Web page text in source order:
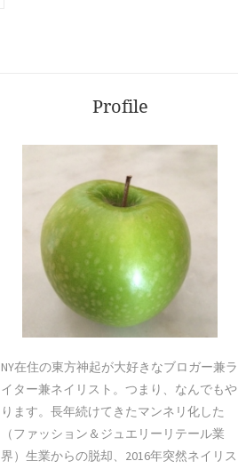
Profile
NY在住の東方神起が大好きなブロガー兼ラ
イター兼ネイリスト。つまり、なんでもや
ります。長年続けてきたマンネリ化した
（ファッション＆ジュエリーリテール業
界）生業からの脱却、2016年突然ネイリス